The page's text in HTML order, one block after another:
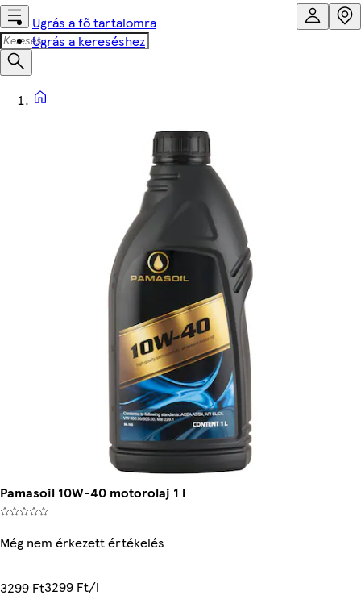
Ugrás a fő tartalomra
Ugrás a kereséshez
Pamasoil 10W-40 motorolaj 1 l
Még nem érkezett értékelés
3299 Ft3299 Ft/l